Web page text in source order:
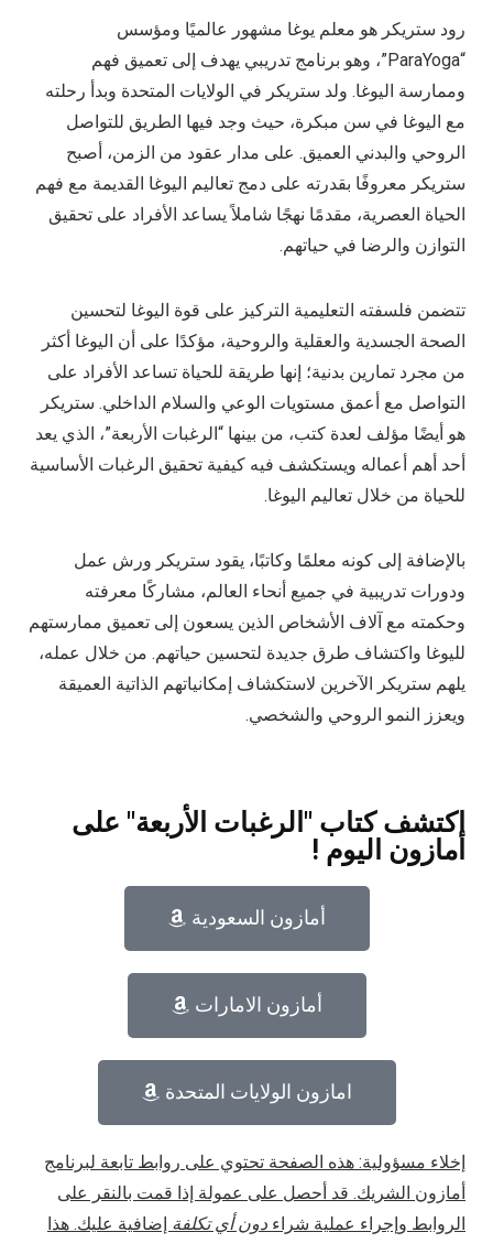
رود ستريكر هو معلم يوغا مشهور عالميًا ومؤسس
“ParaYoga”، وهو برنامج تدريبي يهدف إلى تعميق فهم
وممارسة اليوغا. ولد ستريكر في الولايات المتحدة وبدأ رحلته
مع اليوغا في سن مبكرة، حيث وجد فيها الطريق للتواصل
الروحي والبدني العميق. على مدار عقود من الزمن، أصبح
ستريكر معروفًا بقدرته على دمج تعاليم اليوغا القديمة مع فهم
الحياة العصرية، مقدمًا نهجًا شاملاً يساعد الأفراد على تحقيق
التوازن والرضا في حياتهم.
تتضمن فلسفته التعليمية التركيز على قوة اليوغا لتحسين
الصحة الجسدية والعقلية والروحية، مؤكدًا على أن اليوغا أكثر
من مجرد تمارين بدنية؛ إنها طريقة للحياة تساعد الأفراد على
التواصل مع أعمق مستويات الوعي والسلام الداخلي. ستريكر
هو أيضًا مؤلف لعدة كتب، من بينها “الرغبات الأربعة”، الذي يعد
أحد أهم أعماله ويستكشف فيه كيفية تحقيق الرغبات الأساسية
للحياة من خلال تعاليم اليوغا.
بالإضافة إلى كونه معلمًا وكاتبًا، يقود ستريكر ورش عمل
ودورات تدريبية في جميع أنحاء العالم، مشاركًا معرفته
وحكمته مع آلاف الأشخاص الذين يسعون إلى تعميق ممارستهم
لليوغا واكتشاف طرق جديدة لتحسين حياتهم. من خلال عمله،
يلهم ستريكر الآخرين لاستكشاف إمكانياتهم الذاتية العميقة
ويعزز النمو الروحي والشخصي.
اكتشف كتاب "الرغبات الأربعة" على
أمازون اليوم !
أمازون السعودية
أمازون الامارات
امازون الولايات المتحدة
إخلاء مسؤولية: هذه الصفحة تحتوي على روابط تابعة لبرنامج
أمازون الشريك. قد أحصل على عمولة إذا قمت بالنقر على
الروابط وإجراء عملية شراء دون أي تكلفة إضافية عليك. هذا